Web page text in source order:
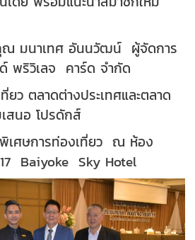
มนาเทศ อันนวัฒน์ ผู้จัดการ
พริวิเลจ คาร์ด จำกัด
ยว ตลาดต่างประเทศและตลาด
สนอ โปรดักส์
เศษการท่องเที่ยว ณ ห้อง
Baiyoke Sky Hotel